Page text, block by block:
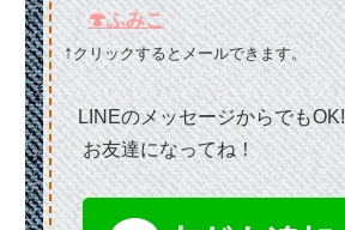
🍄ふみこ
↑クリックするとメールできます。
LINEのメッセージからでもOK!
お友達になってね！